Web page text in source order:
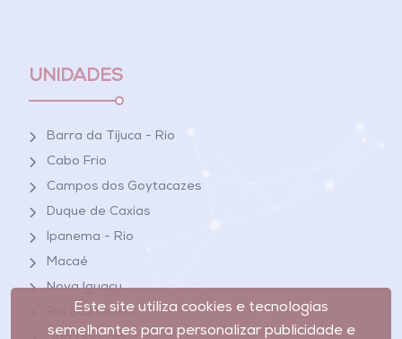
UNIDADES
Barra da Tijuca - Rio
Cabo Frio
Campos dos Goytacazes
Duque de Caxias
Ipanema - Rio
Macaé
Nova Iguaçu
Rio das Ostras
Este site utiliza cookies e tecnologias
semelhantes para personalizar publicidade e